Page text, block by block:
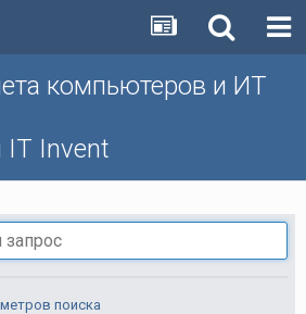
компьютеров и ИТ
IT Invent
поиска